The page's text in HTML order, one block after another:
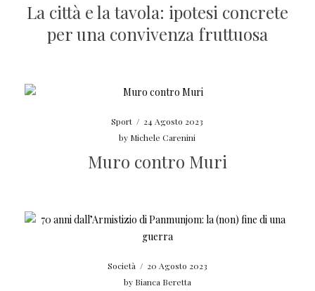
La città e la tavola: ipotesi concrete
per una convivenza fruttuosa
Sport / 24 Agosto 2023
by Michele Carenini
Muro contro Muri
Società / 20 Agosto 2023
by Bianca Beretta